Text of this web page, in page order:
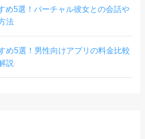
め5選！バーチャル彼女との会話や
法
め5選！男性向けアプリの料金比較
説